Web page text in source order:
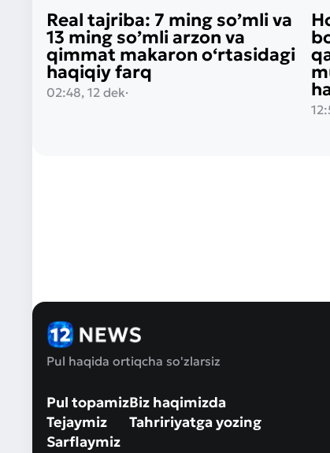
Real tajriba: 7 ming so’mli va
13 ming so’mli arzon va
qimmat makaron o‘rtasidagi
haqiqiy farq
02:48, 12 dek·
Pul haqida ortiqcha so'zlarsiz
Pul topamiz
Tejaymiz
Sarflaymiz
Biz haqimizda
Tahririyatga yozing